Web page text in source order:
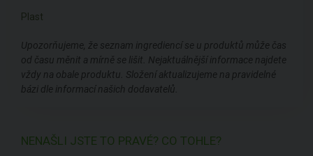
Plast
Upozorňujeme, že seznam ingrediencí se u produktů může čas
od času měnit a mírně se lišit. Nejaktuálnější informace najdete
vždy na obale produktu. Složení aktualizujeme na pravidelné
bázi dle informací našich dodavatelů.
NENAŠLI JSTE TO PRAVÉ? CO TOHLE?